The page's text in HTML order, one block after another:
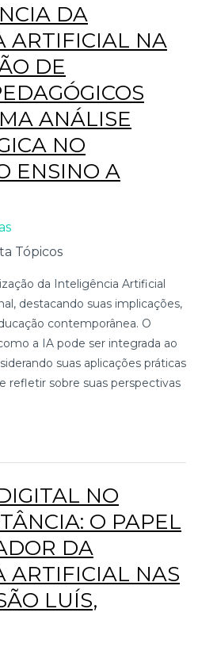
DA
ARTIFICIAL NA
DE
ANÁLISE
NO
ENSINO A
Tópicos
da Inteligência Artificial
destacando suas implicações,
contemporânea. O
a IA pode ser integrada ao
suas aplicações práticas
refletir sobre suas perspectivas
NO
O PAPEL
DA
ARTIFICIAL NAS
LUÍS,